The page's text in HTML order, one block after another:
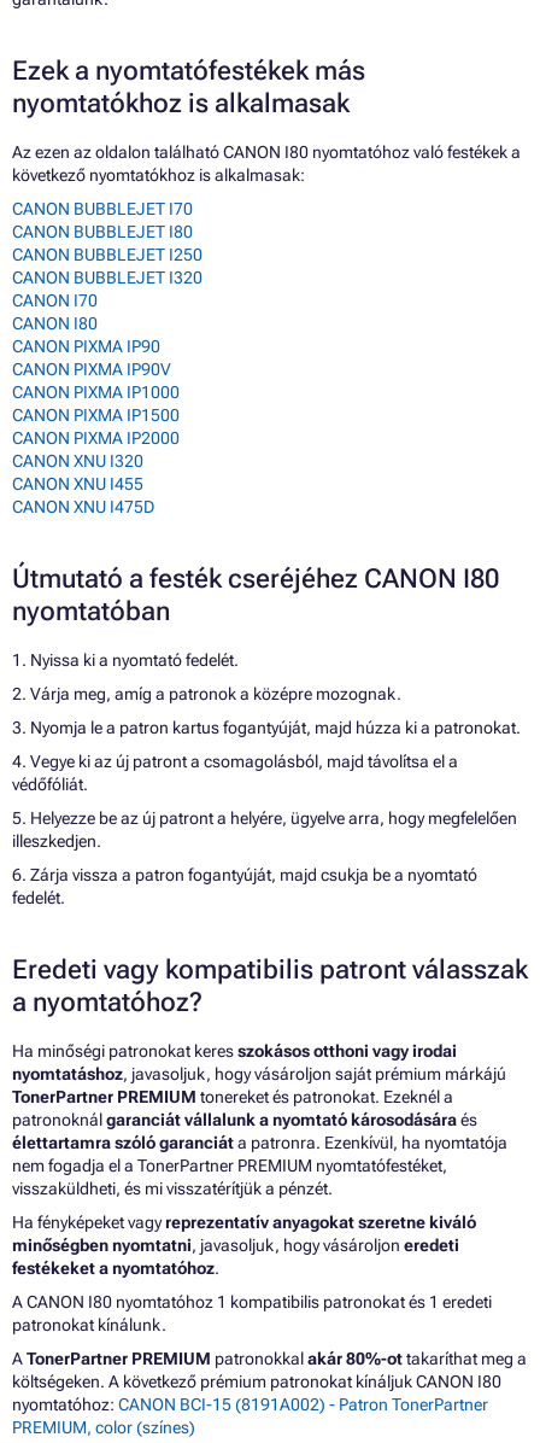
Ezek a nyomtatófestékek más
nyomtatókhoz is alkalmasak
Az ezen az oldalon található CANON I80 nyomtatóhoz való festékek a
következő nyomtatókhoz is alkalmasak:
CANON BUBBLEJET I70
CANON BUBBLEJET I80
CANON BUBBLEJET I250
CANON BUBBLEJET I320
CANON I70
CANON I80
CANON PIXMA IP90
CANON PIXMA IP90V
CANON PIXMA IP1000
CANON PIXMA IP1500
CANON PIXMA IP2000
CANON XNU I320
CANON XNU I455
CANON XNU I475D
Útmutató a festék cseréjéhez CANON I80
nyomtatóban
1. Nyissa ki a nyomtató fedelét.
2. Várja meg, amíg a patronok a középre mozognak.
3. Nyomja le a patron kartus fogantyúját, majd húzza ki a patronokat.
4. Vegye ki az új patront a csomagolásból, majd távolítsa el a
védőfóliát.
5. Helyezze be az új patront a helyére, ügyelve arra, hogy megfelelően
illeszkedjen.
6. Zárja vissza a patron fogantyúját, majd csukja be a nyomtató
fedelét.
Eredeti vagy kompatibilis patront válasszak
a nyomtatóhoz?
Ha minőségi patronokat keresszokásos otthoni vagy irodai
nyomtatáshoz, javasoljuk, hogy vásároljon saját prémium márkájú
TonerPartner PREMIUM tonereket és patronokat. Ezeknél a
patronoknálgaranciát vállalunk a nyomtató károsodásáraés
élettartamra szóló garanciáta patronra. Ezenkívül, ha nyomtatója
nem fogadja el a TonerPartner PREMIUM nyomtatófestéket,
visszaküldheti, és mi visszatérítjük a pénzét.
Ha fényképeket vagyreprezentatív anyagokat szeretne kiváló
minőségben nyomtatni, javasoljuk, hogy vásároljon eredeti
festékeket a nyomtatóhoz.
A CANON I80 nyomtatóhoz 1 kompatibilis patronokat és 1 eredeti
patronokat kínálunk.
ATonerPartner PREMIUM patronokkalakár 80%-ottakaríthat meg a
költségeken. A következő prémium patronokat kínáljuk CANON I80
nyomtatóhoz: CANON BCI-15 (8191A002) - Patron TonerPartner
PREMIUM, color (színes)